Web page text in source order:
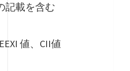
記載を含む
値、CII値